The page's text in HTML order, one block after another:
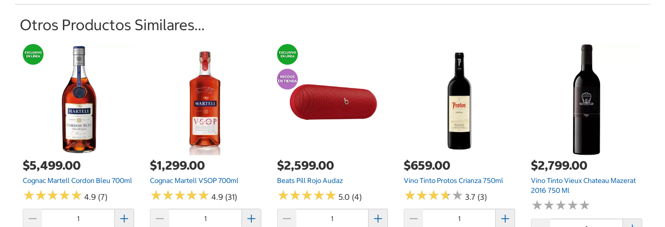
Otros Productos Similares...
$5,499.00
Cognac Martell Cordon Bleu 700ml
★★★★★
★★★★★ 4.9 (7)
$1,299.00
Cognac Martell VSOP 700ml
★★★★★
★★★★★ 4.9 (31)
$2,599.00
Beats Pill Rojo Audaz
★★★★★
★★★★★ 5.0 (4)
$659.00
Vino Tinto Protos Crianza 750ml
★★★★★
★★★★★ 3.7 (3)
$2,799.00
Vino Tinto Vieux Chateau Mazerat
2016 750 Ml
★★★★★
★★★★★